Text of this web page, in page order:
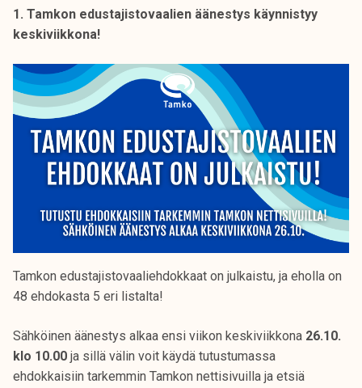
a
k
n
t
1. Tamkon edustajistovaalien äänestys käynnistyy
keskiviikkona!
Tamkon edustajistovaaliehdokkaat on julkaistu, ja eholla on
48 ehdokasta 5 eri listalta!
Sähköinen äänestys alkaa ensi viikon keskiviikkona 26.10.
klo 10.00 ja sillä välin voit käydä tutustumassa
ehdokkaisiin tarkemmin Tamkon nettisivuilla ja etsiä